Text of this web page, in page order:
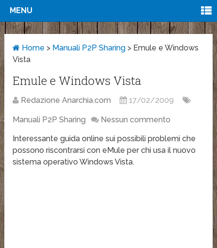
MENU
Home > Manuali P2P Sharing > Emule e Windows
Vista
Emule e Windows Vista
Redazione Anarchia.com 17/02/2009
Manuali P2P Sharing Nessun commento
Interessante guida online sui possibili problemi che
possono riscontrarsi con eMule per chi usa il nuovo
sistema operativo Windows Vista.